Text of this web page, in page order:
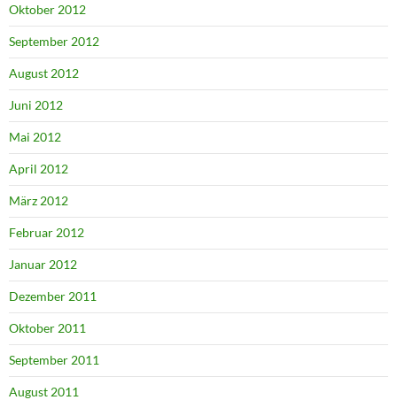
Oktober 2012
September 2012
August 2012
Juni 2012
Mai 2012
April 2012
März 2012
Februar 2012
Januar 2012
Dezember 2011
Oktober 2011
September 2011
August 2011